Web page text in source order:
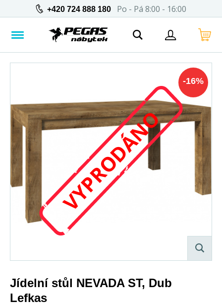
+420 724 888 180 Po - Pá 8:00 - 16:00
VYPRODÁNO
-16%
Jídelní stůl NEVADA ST, Dub
Lefkas